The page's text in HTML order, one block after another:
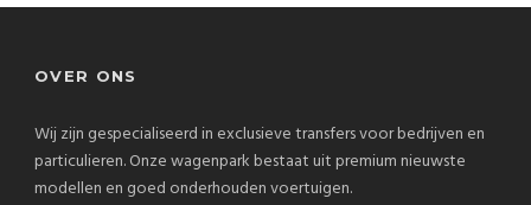
OVER ONS
Wij zijn gespecialiseerd in exclusieve transfers voor bedrijven en
particulieren. Onze wagenpark bestaat uit premium nieuwste
modellen en goed onderhouden voertuigen.